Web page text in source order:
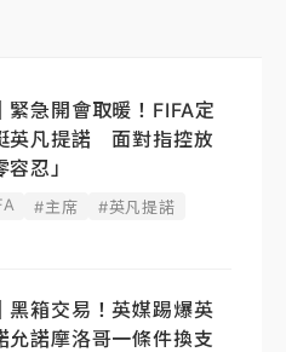
緊急開會取暖！FIFA定
英凡提諾 面對指控放
忍」
#主席
#英凡提諾
黑箱交易！英媒踢爆英
允諾摩洛哥一條件換支